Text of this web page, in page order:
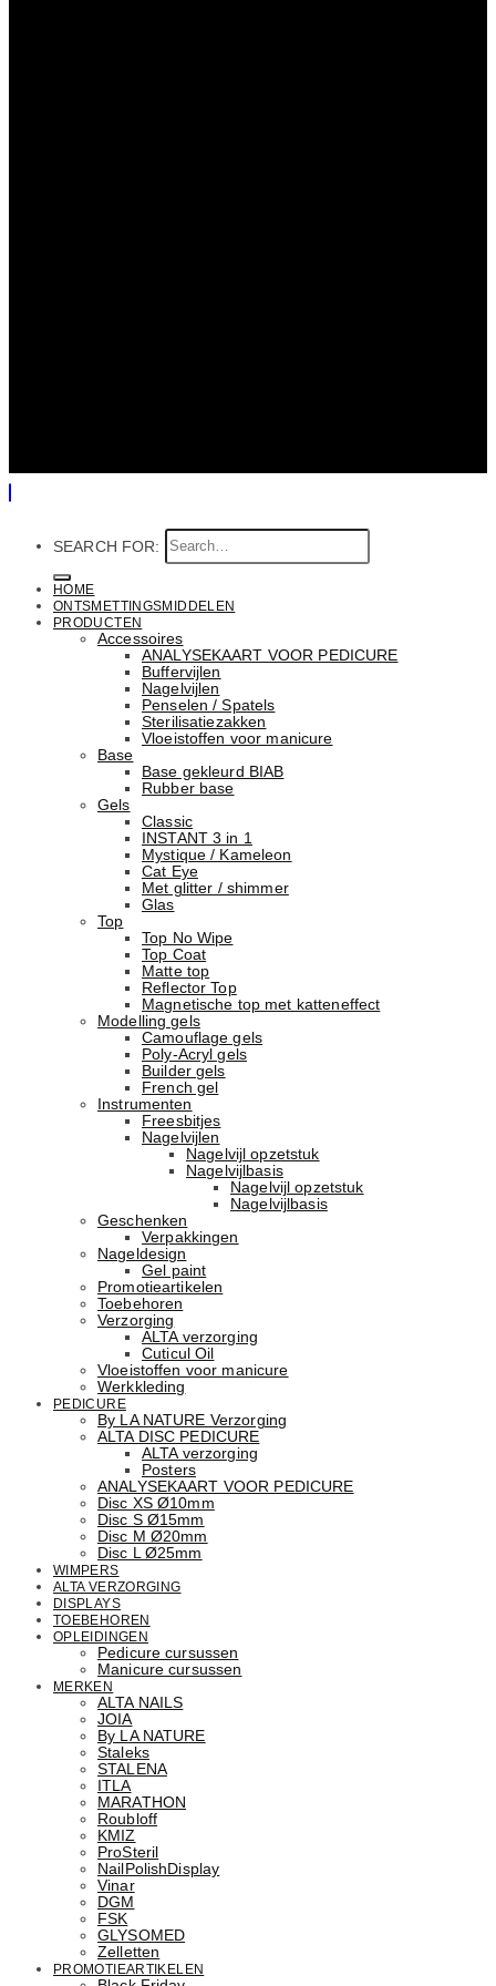
SEARCH FOR:
HOME
ONTSMETTINGSMIDDELEN
PRODUCTEN
Accessoires
ANALYSEKAART VOOR PEDICURE
Buffervijlen
Nagelvijlen
Penselen / Spatels
Sterilisatiezakken
Vloeistoffen voor manicure
Base
Basе gekleurd BIAB
Rubber basе
Gels
Classic
INSTANT 3 in 1
Mystique / Kameleon
Cat Eye
Met glitter / shimmer
Glas
Top
Top No Wipe
Top Coat
Matte top
Reflector Top
Magnetische top met katteneffect
Modelling gels
Camouflage gels
Poly-Acryl gels
Builder gels
French gel
Instrumenten
Freesbitjes
Nagelvijlen
Nagelvijl opzetstuk
Nagelvijlbasis
Nagelvijl opzetstuk
Nagelvijlbasis
Geschenken
Verpakkingen
Nageldesign
Gel paint
Promotieartikelen
Toebehoren
Verzorging
ALTA verzorging
Cuticul Oil
Vloeistoffen voor manicure
Werkkleding
PEDICURE
By LA NATURE Verzorging
ALTA DISC PEDICURE
ALTA verzorging
Posters
ANALYSEKAART VOOR PEDICURE
Disc XS Ø10mm
Disc S Ø15mm
Disc M Ø20mm
Disc L Ø25mm
WIMPERS
ALTA VERZORGING
DISPLAYS
TOEBEHOREN
OPLEIDINGEN
Pedicure cursussen
Manicure cursussen
MERKEN
ALTA NAILS
JOIA
By LA NATURE
Staleks
STALENA
ITLA
MARATHON
Roubloff
KMIZ
ProSteril
NailPolishDisplay
Vinar
DGM
FSK
GLYSOMED
Zelletten
PROMOTIEARTIKELEN